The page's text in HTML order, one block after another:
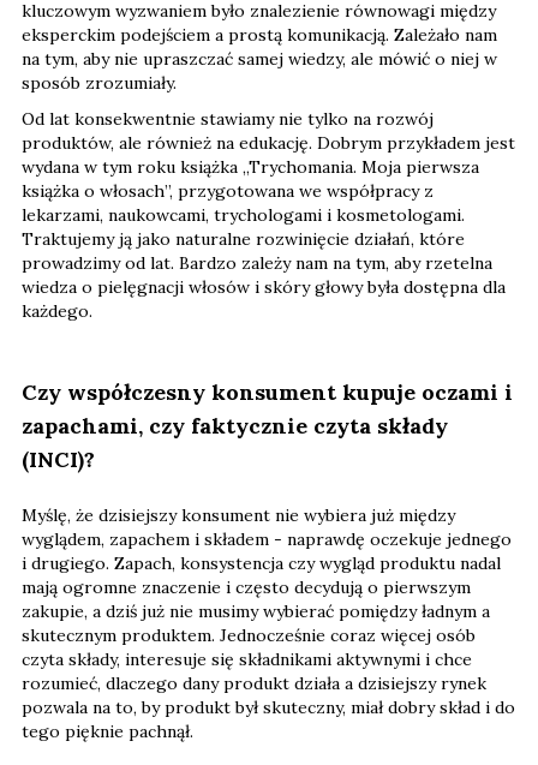
kluczowym wyzwaniem było znalezienie równowagi między
eksperckim podejściem a prostą komunikacją. Zależało nam
na tym, aby nie upraszczać samej wiedzy, ale mówić o niej w
sposób zrozumiały.
Od lat konsekwentnie stawiamy nie tylko na rozwój
produktów, ale również na edukację. Dobrym przykładem jest
wydana w tym roku książka „Trychomania. Moja pierwsza
książka o włosach”, przygotowana we współpracy z
lekarzami, naukowcami, trychologami i kosmetologami.
Traktujemy ją jako naturalne rozwinięcie działań, które
prowadzimy od lat. Bardzo zależy nam na tym, aby rzetelna
wiedza o pielęgnacji włosów i skóry głowy była dostępna dla
każdego.
Czy współczesny konsument kupuje oczami i
zapachami, czy faktycznie czyta składy
(INCI)?
Myślę, że dzisiejszy konsument nie wybiera już między
wyglądem, zapachem i składem - naprawdę oczekuje jednego
i drugiego. Zapach, konsystencja czy wygląd produktu nadal
mają ogromne znaczenie i często decydują o pierwszym
zakupie, a dziś już nie musimy wybierać pomiędzy ładnym a
skutecznym produktem. Jednocześnie coraz więcej osób
czyta składy, interesuje się składnikami aktywnymi i chce
rozumieć, dlaczego dany produkt działa a dzisiejszy rynek
pozwala na to, by produkt był skuteczny, miał dobry skład i do
tego pięknie pachnął.